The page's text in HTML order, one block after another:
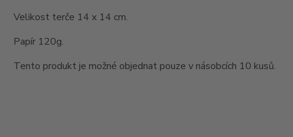
Velikost terče 14 x 14 cm.
Papír 120g.
Tento produkt je možné objednat pouze v násobcích 10 kusů.